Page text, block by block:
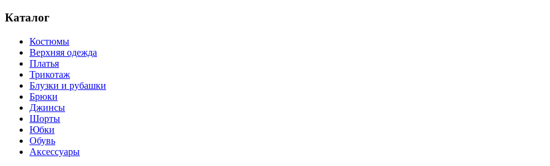
Каталог
Костюмы
Верхняя одежда
Платья
Трикотаж
Блузки и рубашки
Брюки
Джинсы
Шорты
Юбки
Обувь
Аксессуары